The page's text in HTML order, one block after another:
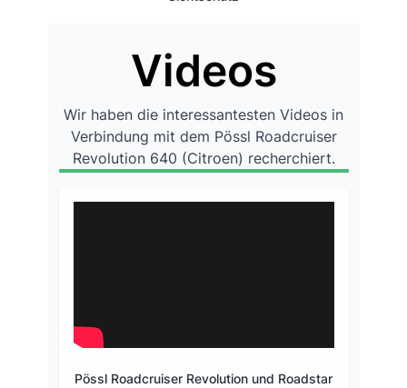
Videos
Wir haben die interessantesten Videos in
Verbindung mit dem Pössl Roadcruiser
Revolution 640 (Citroen) recherchiert.
Pössl Roadcruiser Revolution und Roadstar